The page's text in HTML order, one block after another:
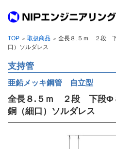
TOP
事業内容
取扱製品
各種実績
会社案内
TOP ＞ 取扱商品 ＞ 全長８.５ｍ ２段
口）ソルダレス
支持管
亜鉛メッキ鋼管 自立型
全長８.５ｍ ２段 下段Φ
銅（細口）ソルダレス